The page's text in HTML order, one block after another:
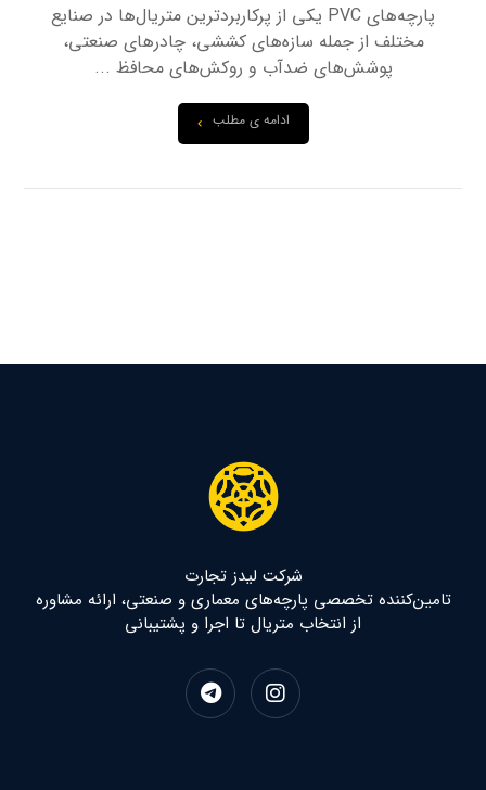
پارچه‌های PVC یکی از پرکاربردترین متریال‌ها در صنایع
مختلف از جمله سازه‌های کششی، چادرهای صنعتی،
پوشش‌های ضدآب و روکش‌های محافظ ...
ادامه ی مطلب
شرکت لیدز تجارت
تامین‌کننده تخصصی پارچه‌های معماری و صنعتی، ارائه مشاوره
از انتخاب متریال تا اجرا و پشتیبانی